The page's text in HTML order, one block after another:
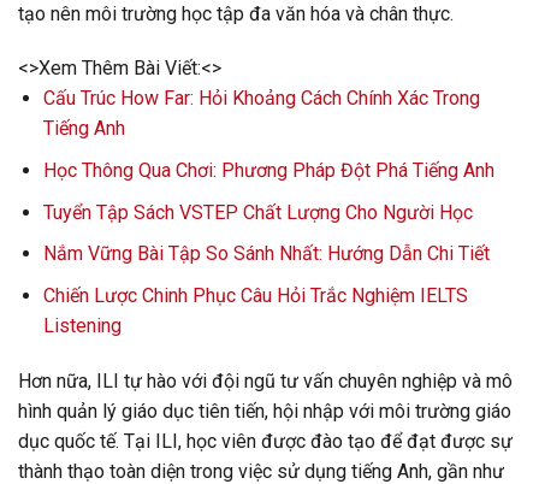
tạo nên môi trường học tập đa văn hóa và chân thực.
<>Xem Thêm Bài Viết:<>
Cấu Trúc How Far: Hỏi Khoảng Cách Chính Xác Trong
Tiếng Anh
Học Thông Qua Chơi: Phương Pháp Đột Phá Tiếng Anh
Tuyển Tập Sách VSTEP Chất Lượng Cho Người Học
Nắm Vững Bài Tập So Sánh Nhất: Hướng Dẫn Chi Tiết
Chiến Lược Chinh Phục Câu Hỏi Trắc Nghiệm IELTS
Listening
Hơn nữa, ILI tự hào với đội ngũ tư vấn chuyên nghiệp và mô
hình quản lý giáo dục tiên tiến, hội nhập với môi trường giáo
dục quốc tế. Tại ILI, học viên được đào tạo để đạt được sự
thành thạo toàn diện trong việc sử dụng tiếng Anh, gần như